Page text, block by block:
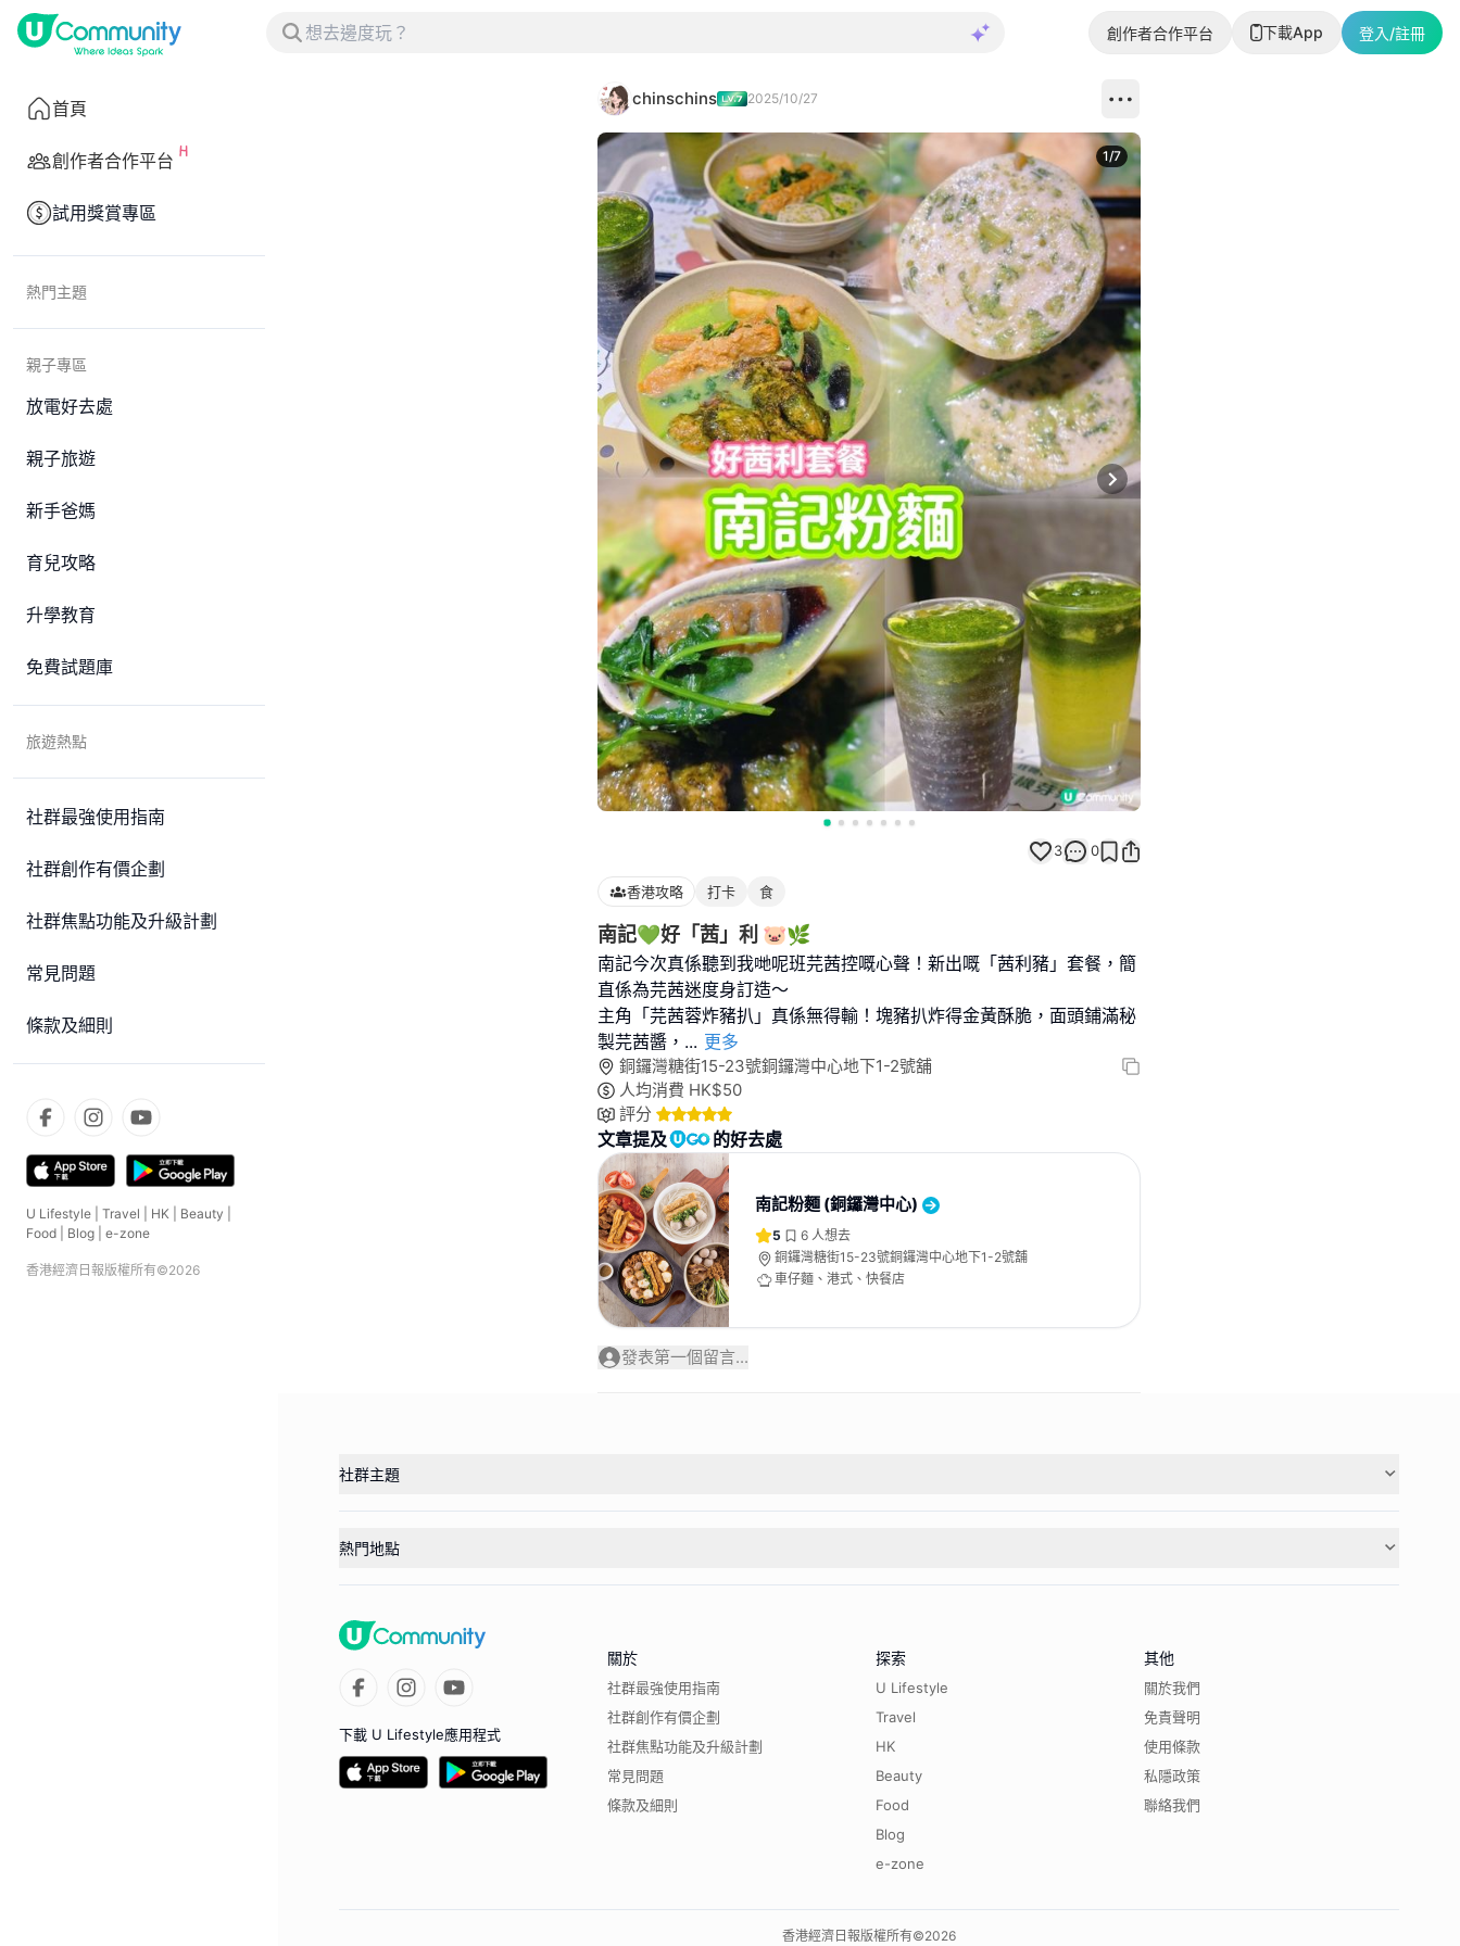
創作者合作平台 下載App 登入/註冊
首頁
創作者合作平台
試用獎賞專區
熱門主題
親子專區
放電好去處
親子旅遊
新手爸媽
育兒攻略
升學教育
免費試題庫
旅遊熱點
社群最強使用指南
社群創作有價企劃
社群焦點功能及升級計劃
常見問題
條款及細則
U Lifestyle Travel HK Beauty
Food
Blog e-zone
香港經濟日報版權所有©2026
chinschins 2025/10/27
Next slide
1/7
3 0
香港攻略 打卡 食
南記💚好「茜」利 🐷🌿
南記今次真係聽到我哋呢班芫茜控嘅心聲！新出嘅「茜利豬」套餐，簡
直係為芫茜迷度身訂造～
主角「芫茜蓉炸豬扒」真係無得輸！塊豬扒炸得金黃酥脆，面頭鋪滿秘
製芫茜醬， ... 更多
銅鑼灣糖街15-23號銅鑼灣中心地下1-2號舖
人均消費 HK$50
評分
文章提及 的好去處
南記粉麵 (銅鑼灣中心)
5 6 人想去
銅鑼灣糖街15-23號銅鑼灣中心地下1-2號舖
車仔麵、港式、快餐店
發表第一個留言...
社群主題
熱門地點
下載 U Lifestyle應用程式
關於
社群最強使用指南
社群創作有價企劃
社群焦點功能及升級計劃
常見問題
條款及細則
探索
U Lifestyle
Travel
HK
Beauty
Food
Blog
e-zone
其他
關於我們
免責聲明
使用條款
私隱政策
聯絡我們
香港經濟日報版權所有©2026